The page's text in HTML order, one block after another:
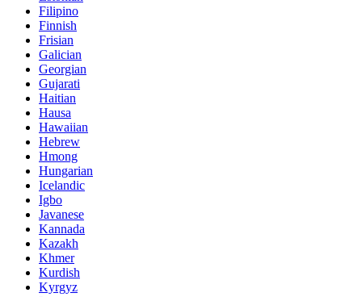
Filipino
Finnish
Frisian
Galician
Georgian
Gujarati
Haitian
Hausa
Hawaiian
Hebrew
Hmong
Hungarian
Icelandic
Igbo
Javanese
Kannada
Kazakh
Khmer
Kurdish
Kyrgyz